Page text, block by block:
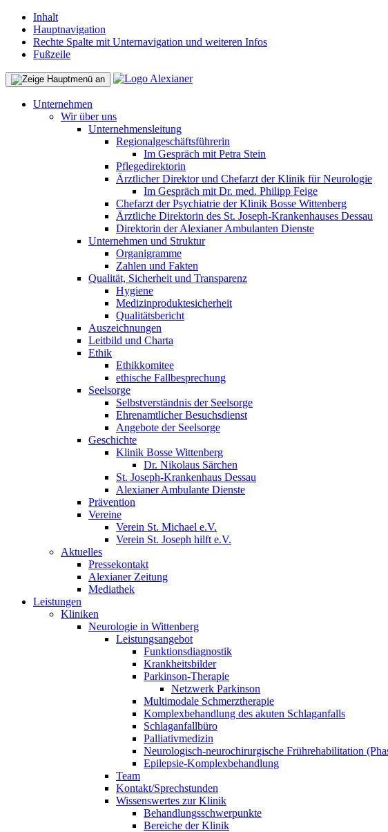
Inhalt
Hauptnavigation
Rechte Spalte mit Unternavigation und weiteren Infos
Fußzeile
Unternehmen
Wir über uns
Unternehmensleitung
Regionalgeschäftsführerin
Im Gespräch mit Petra Stein
Pflegedirektorin
Ärztlicher Direktor und Chefarzt der Klinik für Neurologie
Im Gespräch mit Dr. med. Philipp Feige
Chefarzt der Psychiatrie der Klinik Bosse Wittenberg
Ärztliche Direktorin des St. Joseph-Krankenhauses Dessau
Direktorin der Alexianer Ambulanten Dienste
Unternehmen und Struktur
Organigramme
Zahlen und Fakten
Qualität, Sicherheit und Transparenz
Hygiene
Medizinproduktesicherheit
Qualitätsbericht
Auszeichnungen
Leitbild und Charta
Ethik
Ethikkomitee
ethische Fallbesprechung
Seelsorge
Selbstverständnis der Seelsorge
Ehrenamtlicher Besuchsdienst
Angebote der Seelsorge
Geschichte
Klinik Bosse Wittenberg
Dr. Nikolaus Särchen
St. Joseph-Krankenhaus Dessau
Alexianer Ambulante Dienste
Prävention
Vereine
Verein St. Michael e.V.
Verein St. Joseph hilft e.V.
Aktuelles
Pressekontakt
Alexianer Zeitung
Mediathek
Leistungen
Kliniken
Neurologie in Wittenberg
Leistungsangebot
Funktionsdiagnostik
Krankheitsbilder
Parkinson-Therapie
Netzwerk Parkinson
Multimodale Schmerztherapie
Komplexbehandlung des akuten Schlaganfalls
Schlaganfallbüro
Palliativmedizin
Neurologisch-neurochirurgische Frührehabilitation
Epilepsie-Komplexbehandlung
Team
Kontakt/Sprechstunden
Wissenswertes zur Klinik
Behandlungsschwerpunkte
Bereiche der Klinik